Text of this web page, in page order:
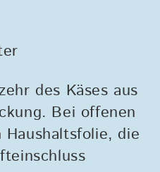
des Käses aus
Bei offenen
die